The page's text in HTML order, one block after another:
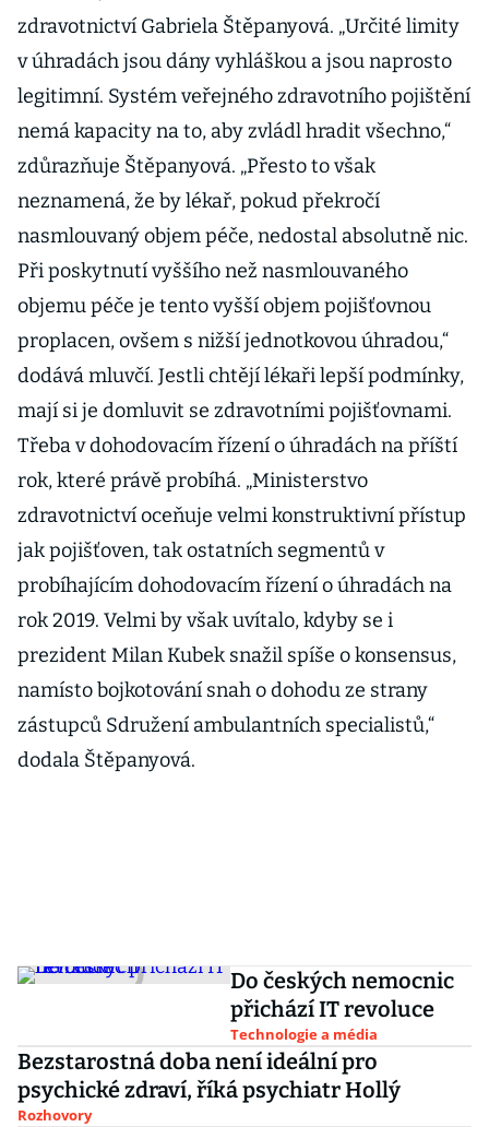
zdravotnictví Gabriela Štěpanyová. „Určité limity
v úhradách jsou dány vyhláškou a jsou naprosto
legitimní. Systém veřejného zdravotního pojištění
nemá kapacity na to, aby zvládl hradit všechno,“
zdůrazňuje Štěpanyová. „Přesto to však
neznamená, že by lékař, pokud překročí
nasmlouvaný objem péče, nedostal absolutně nic.
Při poskytnutí vyššího než nasmlouvaného
objemu péče je tento vyšší objem pojišťovnou
proplacen, ovšem s nižší jednotkovou úhradou,“
dodává mluvčí. Jestli chtějí lékaři lepší podmínky,
mají si je domluvit se zdravotními pojišťovnami.
Třeba v dohodovacím řízení o úhradách na příští
rok, které právě probíhá. „Ministerstvo
zdravotnictví oceňuje velmi konstruktivní přístup
jak pojišťoven, tak ostatních segmentů v
probíhajícím dohodovacím řízení o úhradách na
rok 2019. Velmi by však uvítalo, kdyby se i
prezident Milan Kubek snažil spíše o konsensus,
namísto bojkotování snah o dohodu ze strany
zástupců Sdružení ambulantních specialistů,“
dodala Štěpanyová.
Do českých nemocnic
přichází IT revoluce
Technologie a média
Bezstarostná doba není ideální pro
psychické zdraví, říká psychiatr Hollý
Rozhovory